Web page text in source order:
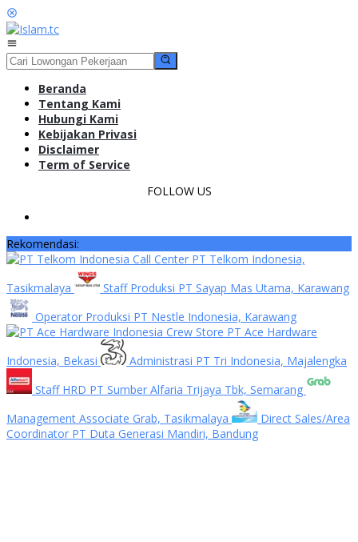
Loncat
ke
konten
Mobile
Beranda
Tentang Kami
Hubungi Kami
Kebijakan Privasi
Disclaimer
Term of Service
FOLLOW US
Rekomendasi:
Call Center PT Telkom Indonesia,
Tasikmalaya
Staff Produksi PT Sayap Mas Utama, Karawang
Operator Produksi PT Nestle Indonesia, Karawang
Crew Store PT Ace Hardware
Indonesia, Bekasi
Administrasi PT Tri Indonesia, Majalengka
Staff HRD PT Sumber Alfaria Trijaya Tbk, Semarang
Management Associate Grab, Tasikmalaya
Direct Sales/Area
Coordinator PT Duta Generasi Mandiri, Bandung